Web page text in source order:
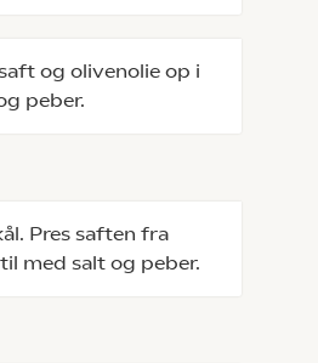
og olivenolie op i
peber.
Pres saften fra
med salt og peber.